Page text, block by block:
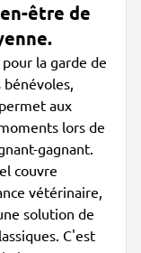
être de
la garde de
aux
lors de
gagnant.
couvre
vétérinaire,
solution de
C'est